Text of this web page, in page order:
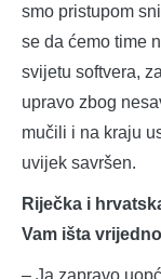
smo pristupom
se da ćemo time
svijetu softvera,
upravo zbog
mučili i na kraju
uvijek savršen.
Riječka i
Vam išta
– Ja zapravo